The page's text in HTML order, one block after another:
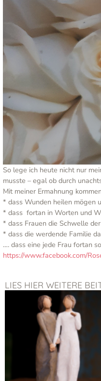
So lege ich heute nicht nur
musste – egal ob durch
Mit meiner Ermahnung
* dass Wunden heilen mögen
* dass fortan in Worten und
* dass Frauen die Schwelle
* dass die werdende Familie
…. dass eine jede Frau fortan
https://www.facebook.com/
LIES HIER WEITERE